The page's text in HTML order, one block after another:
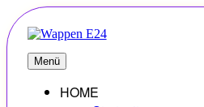
Zum
Inhalt
springen
E24
Erlebnisse – Hobbys – Vielfalt
Menü
HOME